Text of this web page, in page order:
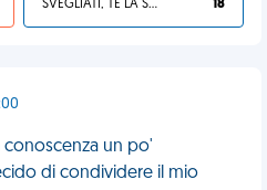
SVEGLIATI, TE LA SEI CERCATA! 18
un po'
di condividere il mio